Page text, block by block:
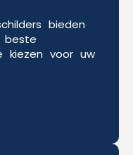
bieden
beste
kiezen voor uw